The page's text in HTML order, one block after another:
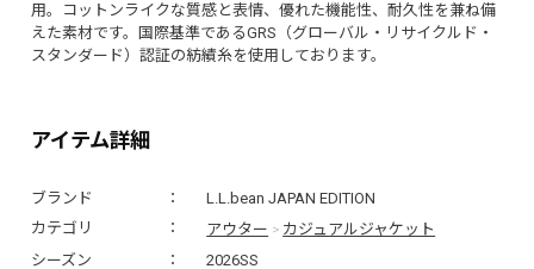
アイテム詳細
ブランド
L.L.bean JAPAN EDITION
カテゴリ
アウター > カジュアルジャケット
シーズン
2026SS
用。コットンライクな質感と表情、優れた機能性、耐久性を兼ね備
えた素材です。国際基準であるGRS（グローバル・リサイクルド・
スタンダード）認証の紡績糸を使用しております。